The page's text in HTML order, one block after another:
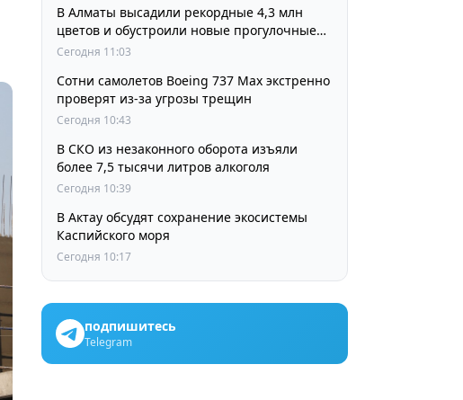
В Алматы высадили рекордные 4,3 млн
цветов и обустроили новые прогулочные
зоны
Сегодня 11:03
Сотни самолетов Boeing 737 Max экстренно
проверят из-за угрозы трещин
Сегодня 10:43
В СКО из незаконного оборота изъяли
более 7,5 тысячи литров алкоголя
Сегодня 10:39
В Актау обсудят сохранение экосистемы
Каспийского моря
Сегодня 10:17
подпишитесь
Telegram